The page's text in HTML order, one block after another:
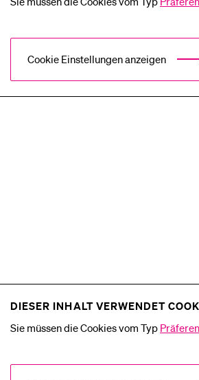
Cookie Einstellungen anzeigen
DIESER INHALT VERWENDET
Sie müssen die Cookies vom Typ